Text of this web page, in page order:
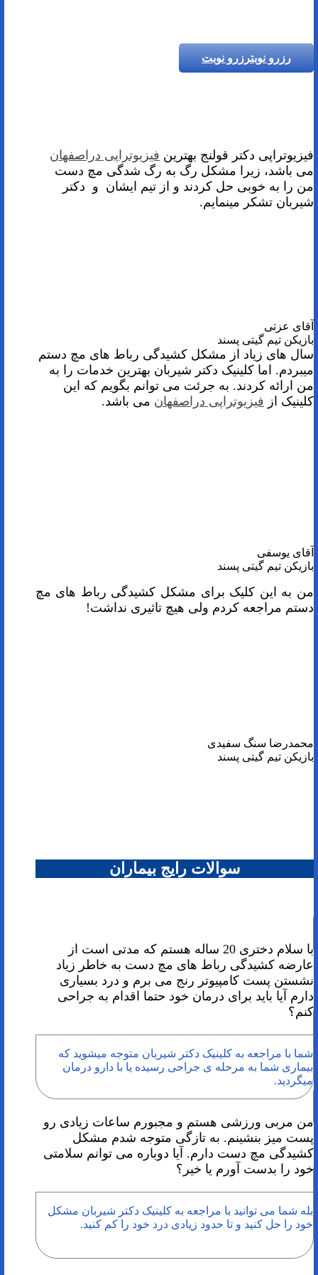
رزرو نوبترزرو نوبت
فیزیوتراپی دکتر قولنج بهترین فیزیوتراپی دراصفهان
می باشد، زیرا مشکل رگ به رگ شدگی مچ دست
من را به خوبی حل کردند و از تیم ایشان و دکتر
شیربان تشکر مینمایم.
آقای عزتی
بازیکن تیم گیتی پسند
سال های زیاد از مشکل کشیدگی رباط های مچ دستم
میبردم. اما کلینیک دکتر شیربان بهترین خدمات را به
من ارائه کردند. به جرئت می توانم بگویم که این
کلینیک از فیزیوتراپی دراصفهان می باشد.
آقای یوسفی
بازیکن تیم گیتی پسند
من به این کلیک برای مشکل کشیدگی رباط های مچ
دستم مراجعه کردم ولی هیچ تاثیری نداشت!
محمدرضا سنگ سفیدی
بازیکن تیم گیتی پسند
سوالات رایج بیماران
با سلام دختری 20 ساله هستم که مدتی است از
عارضه کشیدگی رباط های مچ دست به خاطر زیاد
نشستن پست کامپیوتر رنج می برم و درد بسیاری
دارم آیا باید برای درمان خود حتما اقدام به جراحی
کنم؟
شما با مراجعه به کلینیک دکتر شیربان متوجه میشوید که
بیماری شما به مرحله ی جراحی رسیده یا با دارو درمان
میگردید.
من مربی ورزشی هستم و مجبورم ساعات زیادی رو
پست میز بنشینم. به تازگی متوجه شدم مشکل
کشیدگی مچ دست دارم. آیا دوباره می توانم سلامتی
خود را بدست آورم یا خیر؟
بله شما می توانید با مراجعه به کلینیک دکتر شیربان مشکل
خود را حل کنید و تا حدود زیادی درد خود را کم کنید.